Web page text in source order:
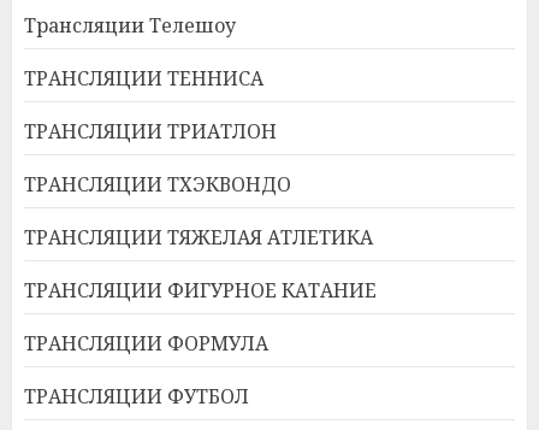
Трансляции Телешоу
ТРАНСЛЯЦИИ ТЕННИСА
ТРАНСЛЯЦИИ ТРИАТЛОН
ТРАНСЛЯЦИИ ТХЭКВОНДО
ТРАНСЛЯЦИИ ТЯЖЕЛАЯ АТЛЕТИКА
ТРАНСЛЯЦИИ ФИГУРНОЕ КАТАНИЕ
ТРАНСЛЯЦИИ ФОРМУЛА
ТРАНСЛЯЦИИ ФУТБОЛ